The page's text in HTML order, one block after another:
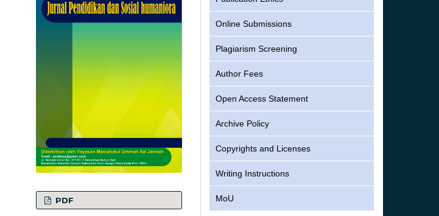
PDF
Online Submissions
Plagiarism Screening
Author Fees
Open Access Statement
Archive Policy
Copyrights and Licenses
Writing Instructions
MoU